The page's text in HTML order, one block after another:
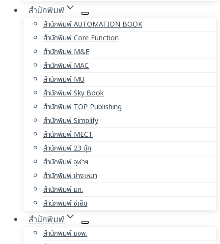
สำนักพิมพ์
สำนักพิมพ์ AUTOMATION BOOK
สำนักพิมพ์ Core Function
สำนักพิมพ์ M&E
สำนักพิมพ์ MAC
สำนักพิมพ์ MU
สำนักพิมพ์ Sky Book
สำนักพิมพ์ TOP Publishing
สำนักพิมพ์ Simplify
สำนักพิมพ์ MECT
สำนักพิมพ์ 23 บุ๊ค
สำนักพิมพ์ จุฬาฯ
สำนักพิมพ์ ช่างเหมา
สำนักพิมพ์ มก.
สำนักพิมพ์ ซีเอ็ด
สำนักพิมพ์
สำนักพิมพ์ มจพ.